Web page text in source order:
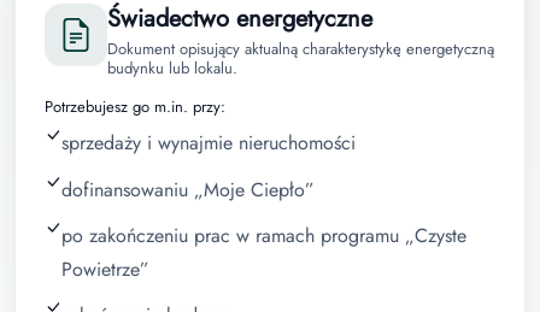
Świadectwo energetyczne
Dokument opisujący aktualną charakterystykę energetyczną
budynku lub lokalu.
Potrzebujesz go m.in. przy:
sprzedaży i wynajmie nieruchomości
dofinansowaniu „Moje Ciepło”
po zakończeniu prac w ramach programu „Czyste
Powietrze”